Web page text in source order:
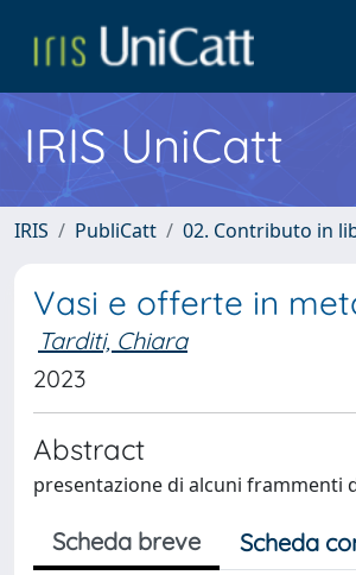
IRIS UniCatt
IRIS PubliCatt 02. Contributo in
Vasi e offerte in
Tarditi, Chiara
2023
Abstract
presentazione di alcuni frammenti
Scheda breve Scheda